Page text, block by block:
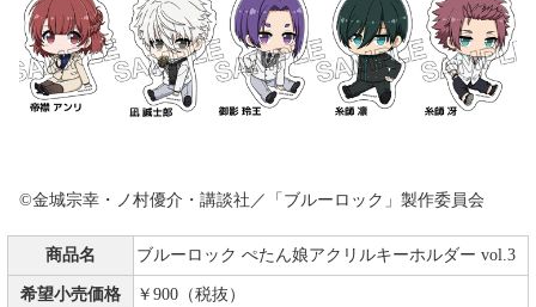
©金城宗幸・ノ村優介・講談社／「ブルーロック」製作委員会
商品名 ブルーロック ぺたん娘アクリルキーホルダー vol.3
希望小売価格 ￥900（税抜）